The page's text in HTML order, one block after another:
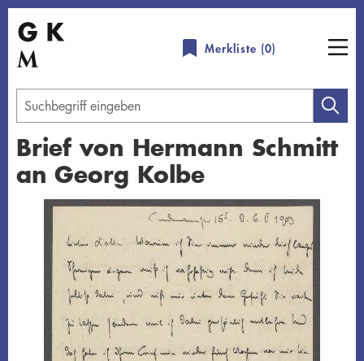
Direkt
zum
Inhalt
Merkliste (0)
Geben
Sie
einen
Suchbegriff
Brief von Hermann Schmitt
an Georg Kolbe
Übersicht schließen